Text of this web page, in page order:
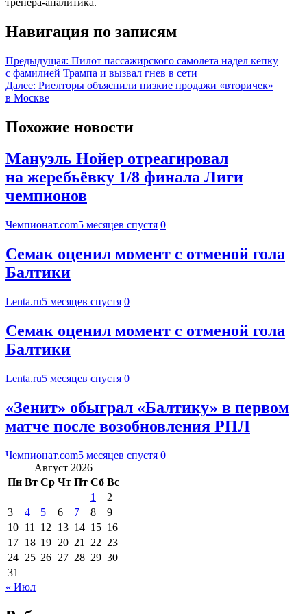
Навигация по записям
Предыдущая: Пилот пассажирского самолета надел кепку
с фамилией Трампа и вызвал гнев в сети
Далее: Риелторы объяснили низкие продажи «вторичек»
в Москве
Похожие новости
Мануэль Нойер отреагировал
на жеребьёвку 1/8 финала Лиги
чемпионов
Чемпионат.com5 месяцев спустя 0
Семак оценил момент с отменой гола
Балтики
Lenta.ru5 месяцев спустя 0
Семак оценил момент с отменой гола
Балтики
Lenta.ru5 месяцев спустя 0
«Зенит» обыграл «Балтику» в первом
матче после возобновления РПЛ
Чемпионат.com5 месяцев спустя 0
Август 2026
Пн Вт Ср Чт Пт Сб Вс
1
2
3
4 5 6 7 8
9
10 11 12 13 14 15 16
17 18 19 20 21 22 23
24 25 26 27 28 29 30
31
« Июл